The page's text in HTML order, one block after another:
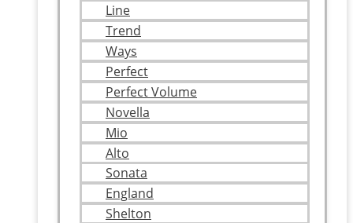
Line
Trend
Ways
Perfect
Perfect Volume
Novella
Mio
Alto
Sonata
England
Shelton